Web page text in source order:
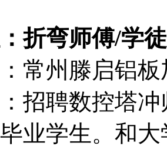
折弯师傅/学
常州滕启铝
招聘数控塔
业学生。和